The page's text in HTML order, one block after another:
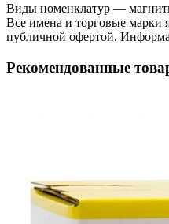
Виды номенклатур —
Все имена и торговые марки
публичной офертой.
Рекомендованные